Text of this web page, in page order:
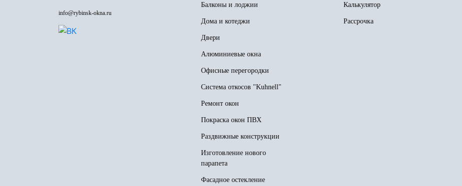
info@rybinsk-okna.ru
Балконы и лоджии
Дома и котеджи
Двери
Алюминиевые окна
Офисные перегородки
Система откосов "Kuhnell"
Ремонт окон
Покраска окон ПВХ
Раздвижные конструкции
Изготовление нового
парапета
Фасадное остекление
Калькулятор
Рассрочка